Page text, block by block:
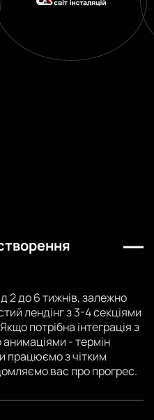
2 до 6 тижнів, залежно
лендінг з 3-4 секціями
потрібна інтеграція з
- термін
працюємо з чітким
вас про прогрес.